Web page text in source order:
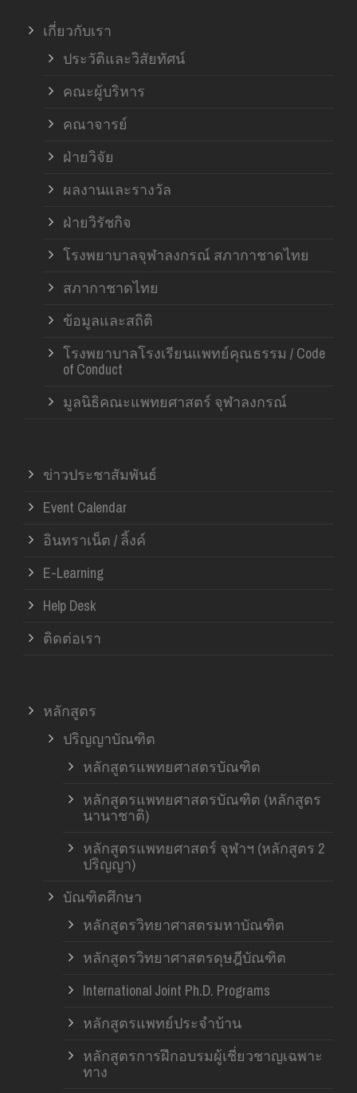
เกี่ยวกับเรา
ประวัติและวิสัยทัศน์
คณะผู้บริหาร
คณาจารย์
ฝ่ายวิจัย
ผลงานและรางวัล
ฝ่ายวิรัชกิจ
โรงพยาบาลจุฬาลงกรณ์ สภากาชาดไทย
สภากาชาดไทย
ข้อมูลและสถิติ
โรงพยาบาลโรงเรียนแพทย์คุณธรรม / Code
of Conduct
มูลนิธิคณะแพทยศาสตร์ จุฬาลงกรณ์
ข่าวประชาสัมพันธ์
Event Calendar
อินทราเน็ต / ลิ้งค์
E-Learning
Help Desk
ติดต่อเรา
หลักสูตร
ปริญญาบัณฑิต
หลักสูตรแพทยศาสตรบัณฑิต
หลักสูตรแพทยศาสตรบัณฑิต (หลักสูตร
นานาชาติ)
หลักสูตรแพทยศาสตร์ จุฬาฯ (หลักสูตร 2
ปริญญา)
บัณฑิตศึกษา
หลักสูตรวิทยาศาสตรมหาบัณฑิต
หลักสูตรวิทยาศาสตรดุษฎีบัณฑิต
International Joint Ph.D. Programs
หลักสูตรแพทย์ประจำบ้าน
หลักสูตรการฝึกอบรมผู้เชี่ยวชาญเฉพาะ
ทาง